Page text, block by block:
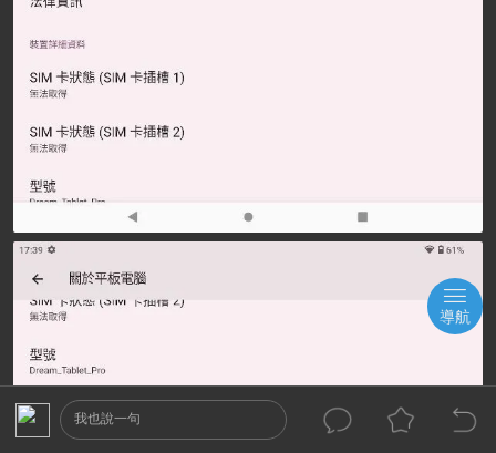
我也說一句
導航